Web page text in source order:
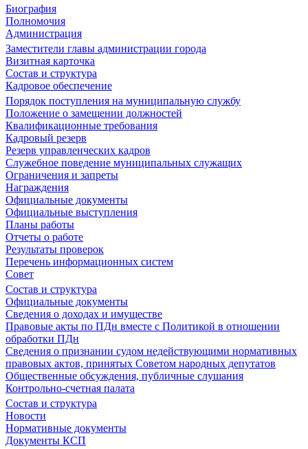
Биография
Полномочия
Администрация
Заместители главы администрации города
Визитная карточка
Состав и структура
Кадровое обеспечение
Порядок поступления на муниципальную службу
Положение о замещении должностей
Квалификационные требования
Кадровый резерв
Резерв управленческих кадров
Служебное поведение муниципальных служащих
Ограничения и запреты
Награждения
Официальные документы
Официальные выступления
Планы работы
Отчеты о работе
Результаты проверок
Перечень информационных систем
Совет
Состав и структура
Официальные документы
Сведения о доходах и имуществе
Правовые акты по ПДн вместе с Политикой в отношении
обработки ПДн
Сведения о признании судом недействующими нормативных
правовых актов, принятых Советом народных депутатов
Общественные обсуждения, публичные слушания
Контрольно-счетная палата
Состав и структура
Новости
Нормативные документы
Документы КСП